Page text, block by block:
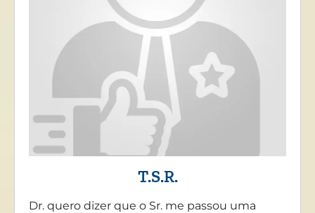
T.S.R.
Dr. quero dizer que o Sr. me passou uma